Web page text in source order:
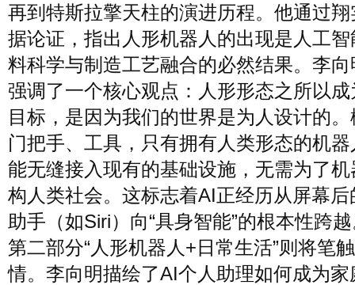
再到特斯拉擎天柱的演进历程。他通过
据论证，指出人形机器人的出现是人工
料科学与制造工艺融合的必然结果。李
强调了一个核心观点：人形形态之所以
目标，是因为我们的世界是为人设计的
门把手、工具，只有拥有人类形态的机
能无缝接入现有的基础设施，无需为了
构人类社会。这标志着AI正经历从屏幕后
助手（如Siri）向“具身智能”的根本性跨
第二部分“人形机器人+日常生活”则将笔
情。李向明描绘了AI个人助理如何成为家